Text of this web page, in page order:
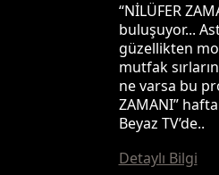
“NİLÜFER
buluşuyor...
güzellikten
mutfak
ne varsa bu
ZAMANI”
Beyaz TV’de..
Detaylı Bilgi